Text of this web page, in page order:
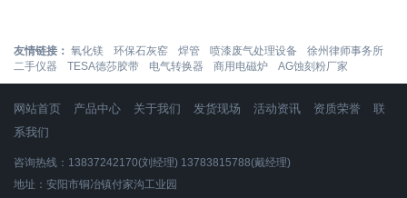
友情链接： 氧化镁 环保石灰窑 焊管 喷漆废气处理设备
徐州律师事务所
二手仪器
TESA德莎胶带 电气转换器 商用电磁炉 AG蚀刻粉厂家
网站首页 产品中心 关于我们 发货现场 活动资讯 资质荣誉
联
系我们
咨询热线：13837242170(刘经理) 13783815788(戴经理)
地址：安阳市铜冶镇付家沟工业园